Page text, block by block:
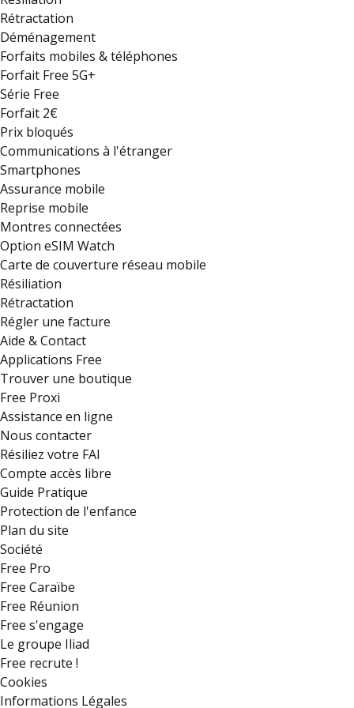
Rétractation
Déménagement
Forfaits mobiles & téléphones
Forfait Free 5G+
Série Free
Forfait 2€
Prix bloqués
Communications à l'étranger
Smartphones
Assurance mobile
Reprise mobile
Montres connectées
Option eSIM Watch
Carte de couverture réseau mobile
Résiliation
Rétractation
Régler une facture
Aide & Contact
Applications Free
Trouver une boutique
Free Proxi
Assistance en ligne
Nous contacter
Résiliez votre FAI
Compte accès libre
Guide Pratique
Protection de l'enfance
Plan du site
Société
Free Pro
Free Caraïbe
Free Réunion
Free s'engage
Le groupe Iliad
Free recrute !
Cookies
Informations Légales